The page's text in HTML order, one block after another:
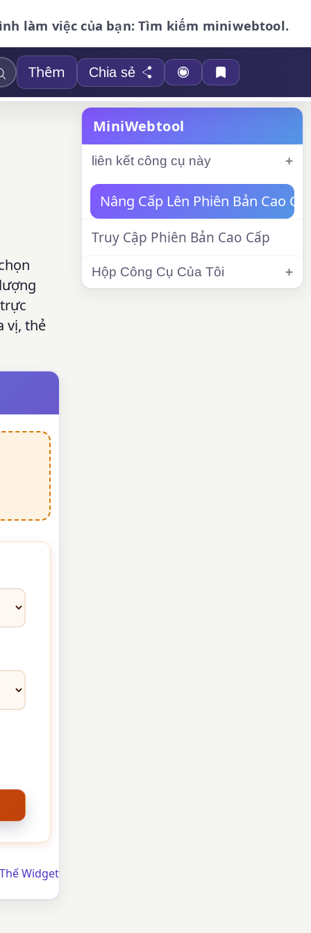
làm việc của bạn: Tìm kiếm miniwebtool.
Thêm Chia sẻ
vị, thẻ
Widget
MiniWebtool
liên kết công cụ này
Nâng Cấp Lên Phiên Bản Cao
Truy Cập Phiên Bản Cao Cấp
Hộp Công Cụ Của Tôi